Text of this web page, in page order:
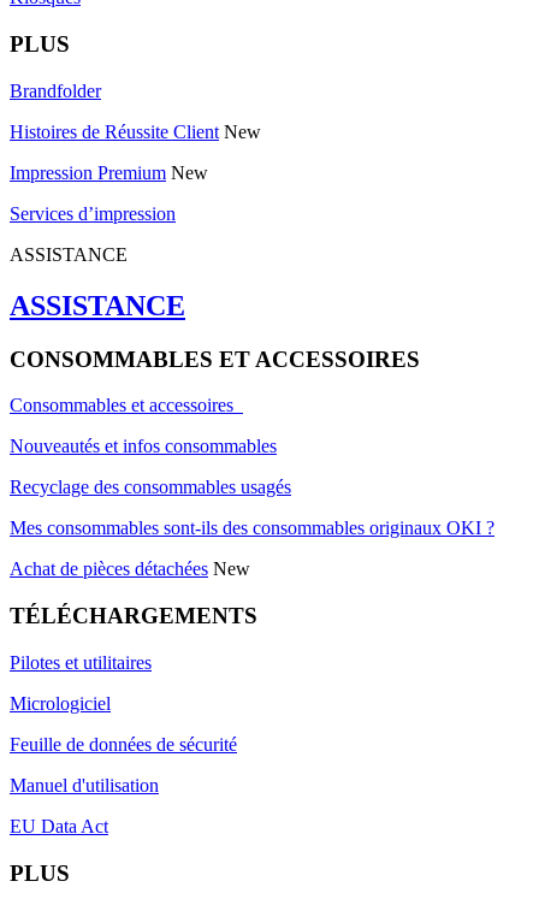
PLUS
Brandfolder
Histoires de Réussite Client New
Impression Premium New
Services d’impression
ASSISTANCE
ASSISTANCE
CONSOMMABLES ET ACCESSOIRES
Consommables et accessoires
Nouveautés et infos consommables
Recyclage des consommables usagés
Mes consommables sont-ils des consommables originaux OKI ?
Achat de pièces détachées New
TÉLÉCHARGEMENTS
Pilotes et utilitaires
Micrologiciel
Feuille de données de sécurité
Manuel d'utilisation
EU Data Act
PLUS